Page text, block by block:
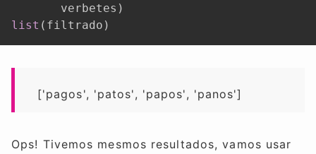
       verbetes
)
list ( filtrado )
['pagos', 'patos', 'papos', 'panos']
Ops! Tivemos mesmos resultados, vamos usar